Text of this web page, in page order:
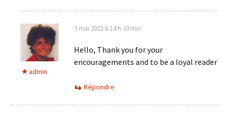
admin
3 mai 2015 à 14 h 33 min
Hello, Thank you for your
encouragements and to be a loyal reader
Répondre